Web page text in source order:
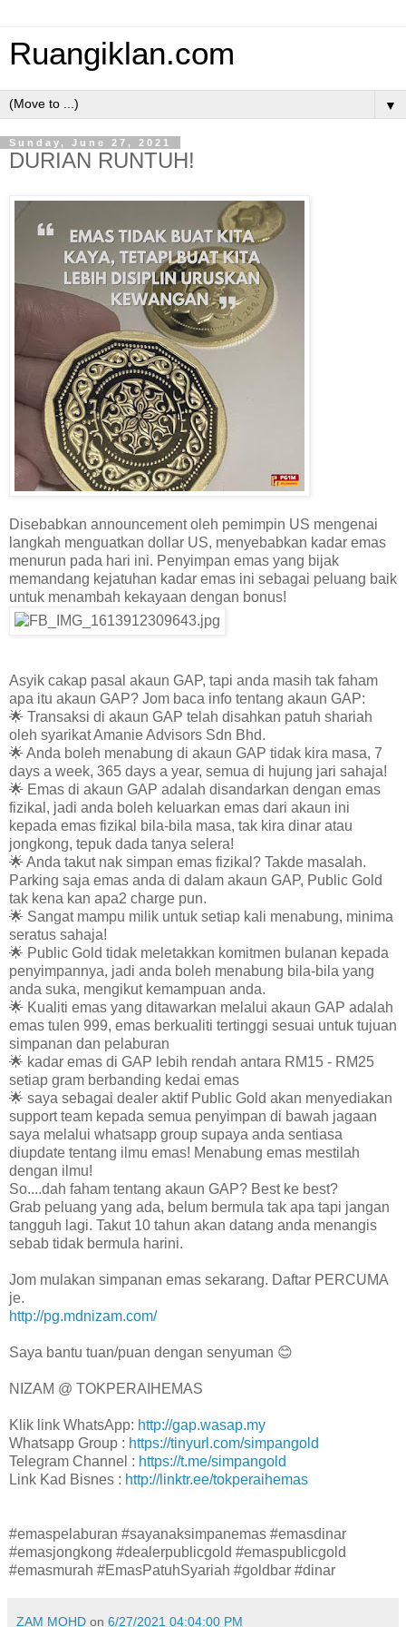
Ruangiklan.com
▼
Sunday, June 27, 2021
DURIAN RUNTUH!
Disebabkan announcement oleh pemimpin US mengenai
langkah menguatkan dollar US, menyebabkan kadar emas
menurun pada hari ini. Penyimpan emas yang bijak
memandang kejatuhan kadar emas ini sebagai peluang baik
untuk menambah kekayaan dengan bonus!
Asyik cakap pasal akaun GAP, tapi anda masih tak faham
apa itu akaun GAP? Jom baca info tentang akaun GAP:
🌟 Transaksi di akaun GAP telah disahkan patuh shariah
oleh syarikat Amanie Advisors Sdn Bhd.
🌟 Anda boleh menabung di akaun GAP tidak kira masa, 7
days a week, 365 days a year, semua di hujung jari sahaja!
🌟 Emas di akaun GAP adalah disandarkan dengan emas
fizikal, jadi anda boleh keluarkan emas dari akaun ini
kepada emas fizikal bila-bila masa, tak kira dinar atau
jongkong, tepuk dada tanya selera!
🌟 Anda takut nak simpan emas fizikal? Takde masalah.
Parking saja emas anda di dalam akaun GAP, Public Gold
tak kena kan apa2 charge pun.
🌟 Sangat mampu milik untuk setiap kali menabung, minima
seratus sahaja!
🌟 Public Gold tidak meletakkan komitmen bulanan kepada
penyimpannya, jadi anda boleh menabung bila-bila yang
anda suka, mengikut kemampuan anda.
🌟 Kualiti emas yang ditawarkan melalui akaun GAP adalah
emas tulen 999, emas berkualiti tertinggi sesuai untuk tujuan
simpanan dan pelaburan
🌟 kadar emas di GAP lebih rendah antara RM15 - RM25
setiap gram berbanding kedai emas
🌟 saya sebagai dealer aktif Public Gold akan menyediakan
support team kepada semua penyimpan di bawah jagaan
saya melalui whatsapp group supaya anda sentiasa
diupdate tentang ilmu emas! Menabung emas mestilah
dengan ilmu!
So....dah faham tentang akaun GAP? Best ke best?
Grab peluang yang ada, belum bermula tak apa tapi jangan
tangguh lagi. Takut 10 tahun akan datang anda menangis
sebab tidak bermula harini.
Jom mulakan simpanan emas sekarang. Daftar PERCUMA
je.
http://pg.mdnizam.com/
Saya bantu tuan/puan dengan senyuman 😊
NIZAM @ TOKPERAIHEMAS
Klik link WhatsApp: http://gap.wasap.my
Whatsapp Group : https://tinyurl.com/simpangold
Telegram Channel : https://t.me/simpangold
Link Kad Bisnes : http://linktr.ee/tokperaihemas
#emaspelaburan #sayanaksimpanemas #emasdinar
#emasjongkong #dealerpublicgold #emaspublicgold
#emasmurah #EmasPatuhSyariah #goldbar #dinar
ZAM MOHD on 6/27/2021 04:04:00 PM